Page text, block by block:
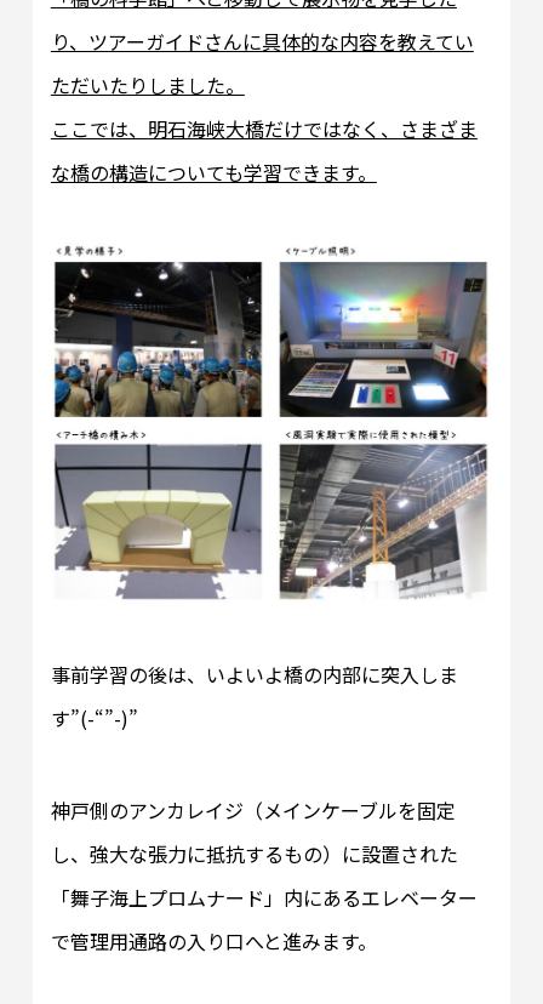
り、ツアーガイドさんに具体的な内容を教えてい
ただいたりしました。
ここでは、明石海峡大橋だけではなく、さまざま
な橋の構造についても学習できます。
事前学習の後は、いよいよ橋の内部に突入しま
す”(-“”-)”
神戸側のアンカレイジ（メインケーブルを固定
し、強大な張力に抵抗するもの）に設置された
「舞子海上プロムナード」内にあるエレベーター
で管理用通路の入り口へと進みます。